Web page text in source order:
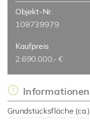
Objekt-Nr.
108739979
Kaufpreis
2.690.000,- €
Informationen
Grundstücksfläche (ca.)